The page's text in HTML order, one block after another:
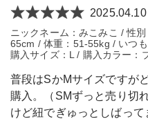
2025.04.10
ニックネーム：みこみこ / 性
65cm / 体重：51-55kg / いつ
購入サイズ：L / 購入カラー：
普段はSかMサイズですが
購入。（SМずっと売り切
けど紐でぎゅっとしばっ